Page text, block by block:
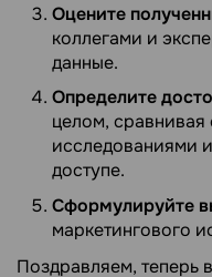
Оцените
коллегами и
данные.
Определите
целом, сравнивая
исследованиями
доступе.
Сформулируйте
маркетингового
Поздравляем, теперь